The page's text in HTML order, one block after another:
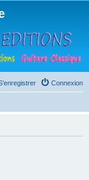
Connexion